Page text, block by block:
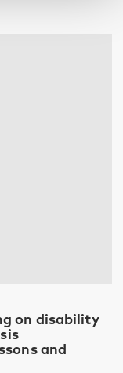
on disability
and